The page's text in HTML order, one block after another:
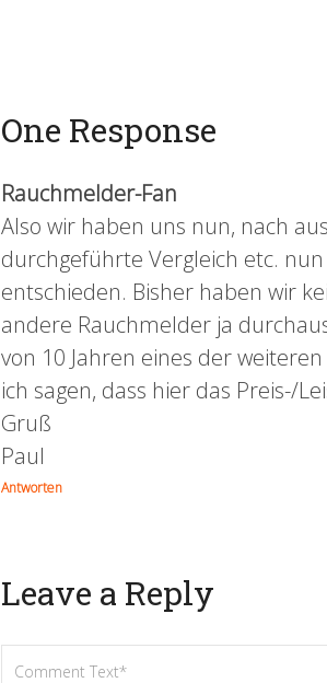
One Response
Rauchmelder-Fan
Also wir haben uns nun, nach
durchgeführte Vergleich etc.
entschieden. Bisher haben wir
andere Rauchmelder ja
von 10 Jahren eines der
ich sagen, dass hier das Preis-/
Gruß
Paul
Antworten
Leave a Reply